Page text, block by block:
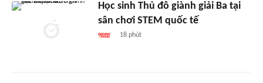
Học sinh Thủ đô giành giải Ba tại
sân chơi STEM quốc tế
18 phút